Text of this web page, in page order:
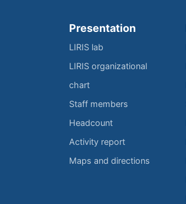
Presentation
LIRIS lab
LIRIS organizational
chart
Staff members
Headcount
Activity report
Maps and directions